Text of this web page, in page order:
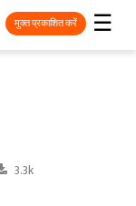
☰
मुक्त प्रकाशित करें
3.3k